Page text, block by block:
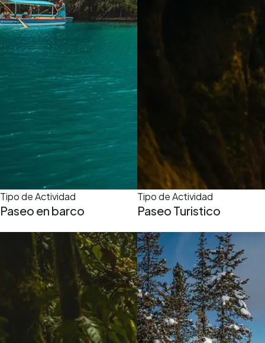
Tipo de Actividad
Paseo en barco
Tipo de Actividad
Paseo Turistico